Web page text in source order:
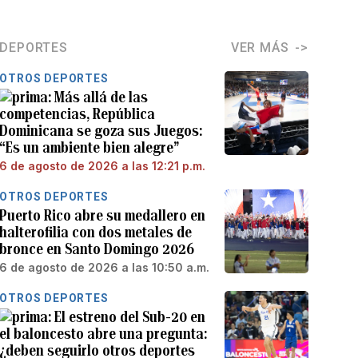
DEPORTES VER MÁS
OTROS DEPORTES
Más allá de las
competencias, República
Dominicana se goza sus Juegos:
“Es un ambiente bien alegre”
6 de agosto de 2026 a las 12:21 p.m.
OTROS DEPORTES
Puerto Rico abre su medallero en
halterofilia con dos metales de
bronce en Santo Domingo 2026
6 de agosto de 2026 a las 10:50 a.m.
OTROS DEPORTES
El estreno del Sub-20 en
el baloncesto abre una pregunta:
¿deben seguirlo otros deportes